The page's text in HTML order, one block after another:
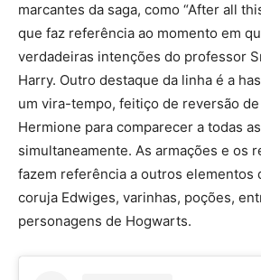
marcantes da saga, como “After all
que faz referência ao momento em
verdadeiras intenções do professor
Harry. Outro destaque da linha é a
um vira-tempo, feitiço de reversão
Hermione para comparecer a todas
simultaneamente. As armações e os
fazem referência a outros elementos
coruja Edwiges, varinhas, poções,
personagens de Hogwarts.